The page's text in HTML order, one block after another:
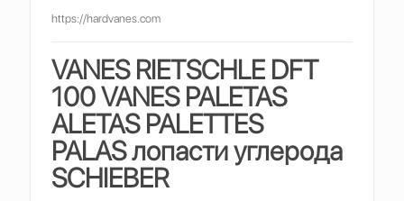
https://hardvanes.com
VANES RIETSCHLE DFT
100 VANES PALETAS
ALETAS PALETTES
PALASлопасти углерода
SCHIEBER